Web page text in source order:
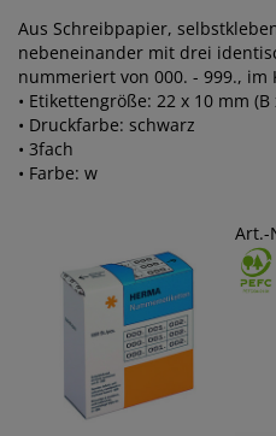
Aus Schreibpapier,
nebeneinander mit drei
nummeriert von 000. - 999., im
• Etikettengröße: 22 x 10 mm (B
• Druckfarbe: schwarz
• 3fach
• Farbe: w
Art.-